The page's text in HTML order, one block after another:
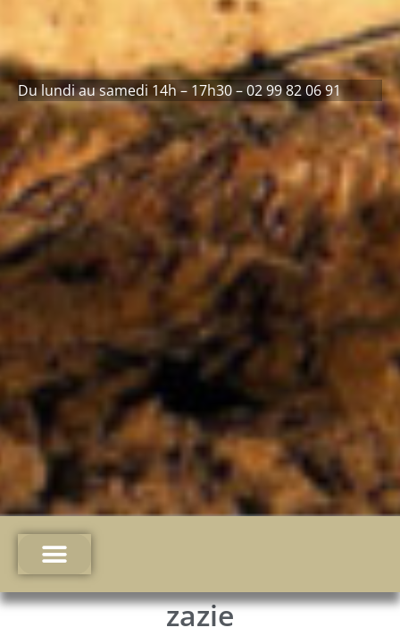
Du lundi au samedi 14h – 17h30 – 02 99 82 06 91
zazie